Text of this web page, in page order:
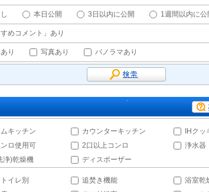
本日公開 3日以内に公開 1週間以内に公
すめコメント」あり
り 写真あり パノラマあり
キッチン カウンターキッチン
IHク
ロ使用可
2口以上コンロ
浄水器
浄)乾燥機
ディスポーザー
イレ別 追焚き機能
浴室乾